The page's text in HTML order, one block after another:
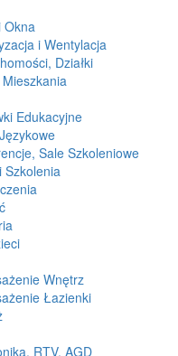
Okna
i Wentylacja
Działki
Mieszkania
Edukacyjne
Sale Szkoleniowe
Szkolenia
Wnętrz
Łazienki
RTV, AGD